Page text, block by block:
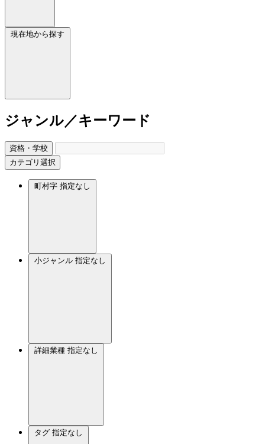
現在地から探す
ジャンル／キーワード
資格・学校
カテゴリ選択
町村字 指定なし
小ジャンル 指定なし
詳細業種 指定なし
タグ 指定なし